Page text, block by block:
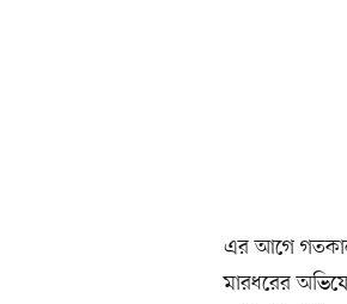
এর আগে গতকাল
মারধরের